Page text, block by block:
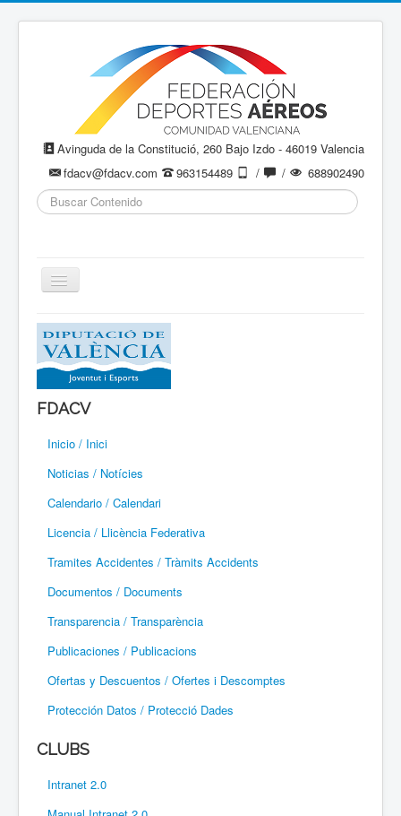
Avinguda de la Constitució, 260 Bajo Izdo - 46019 Valencia
fdacv@fdacv.com
963154489 / /
688902490
Buscar...
Cambiar
navegación
Aeromodelismo / Aeromodelisme
Ala Delta
Paracaidismo / Paracaigudisme
Parapente / Parapent
Ultraligeros / Ultralleugers
Vuelo Con Motor / Vol Amb Motor
FDACV
Inicio / Inici
Noticias / Notícies
Calendario / Calendari
Licencia / Llicència Federativa
Tramites Accidentes / Tràmits Accidents
Documentos / Documents
Transparencia / Transparència
Publicaciones / Publicacions
Ofertas y Descuentos / Ofertes i Descomptes
Protección Datos / Protecció Dades
CLUBS
Intranet 2.0